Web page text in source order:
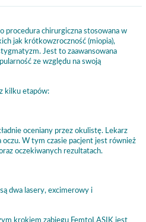
procedura chirurgiczna stosowana w
jak krótkowzroczność (miopia),
Jest to zaawansowana
ze względu na swoją
kilku etapów:
oceniany przez okulistę. Lekarz
W tym czasie pacjent jest również
oczekiwanych rezultatach.
dwa lasery, excimerowy i
krokiem zabiegu FemtoLASIK jest